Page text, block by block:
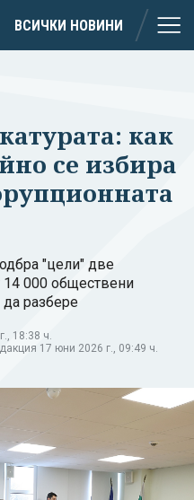
ВСИЧКИ НОВИНИ
как
се избира
"цели" две
000 обществени
разбере
18:38 ч.
17 юни 2026 г., 09:49 ч.